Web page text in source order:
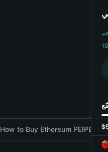
How to Buy Ethereum PEIPEI